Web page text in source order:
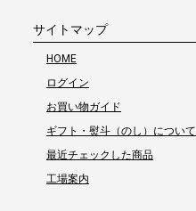
サイトマップ
HOME
ログイン
お買い物ガイド
ギフト・熨斗（のし）について
最近チェックした商品
工場案内